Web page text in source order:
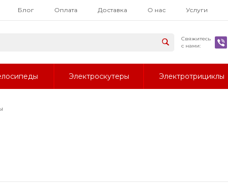
Блог Оплата Доставка О нас Услуги
Свяжитесь
с нами:
Электроскутеры Электротрициклы